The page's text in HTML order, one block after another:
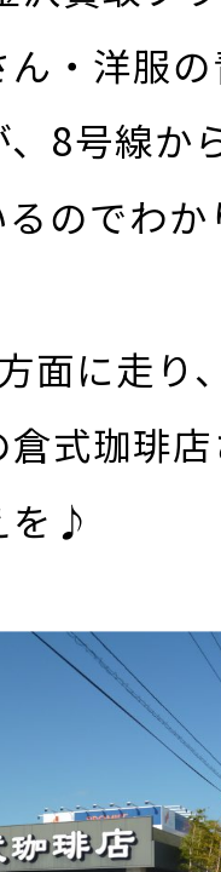
・洋服
8号線か
るのでわ
面に走り
式珈琲
を♪